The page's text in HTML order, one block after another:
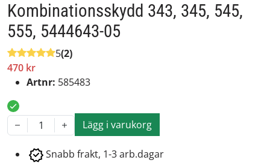
Kombinationsskydd 343, 345, 545,
555, 5444643-05
5(2)
470 kr
Artnr: 585483
1 Lägg i varukorg
Snabb frakt, 1-3 arb.dagar